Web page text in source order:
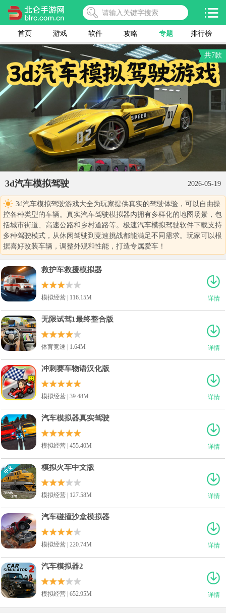
首页 游戏 软件 攻略 专题 排行榜
共7款
3d汽车模拟驾驶 2026-05-19
3d汽车模拟驾驶游戏大全为玩家提供真实的驾驶体验，可以自由操
控各种类型的车辆。真实汽车驾驶模拟器内拥有多样化的地图场景，包
括城市街道、高速公路和乡村道路等。极速汽车模拟驾驶软件下载支持
多种驾驶模式，从休闲驾驶到竞速挑战都能满足不同需求。玩家可以根
据喜好改装车辆，调整外观和性能，打造专属爱车！
详情
救护车救援模拟器
模拟经营 | 116.15M
详情
无限试驾1最终整合版
体育竞速 | 1.64M
详情
冲刺赛车物语汉化版
模拟经营 | 39.48M
详情
汽车模拟器真实驾驶
模拟经营 | 455.40M
详情
模拟火车中文版
模拟经营 | 127.58M
详情
汽车碰撞沙盒模拟器
模拟经营 | 220.74M
详情
汽车模拟器2
模拟经营 | 652.95M